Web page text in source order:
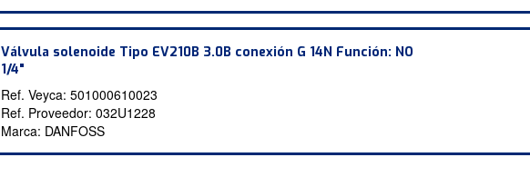
Válvula solenoide Tipo EV210B 3.0B conexión G 14N Función: NO
1/4"
Ref. Veyca: 501000610023
Ref. Proveedor: 032U1228
Marca: DANFOSS